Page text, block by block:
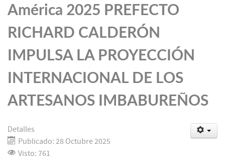
América 2025 PREFECTO
RICHARD CALDERÓN
IMPULSA LA PROYECCIÓN
INTERNACIONAL DE LOS
ARTESANOS IMBABUREÑOS
Detalles
Publicado: 28 Octubre 2025
Visto: 761